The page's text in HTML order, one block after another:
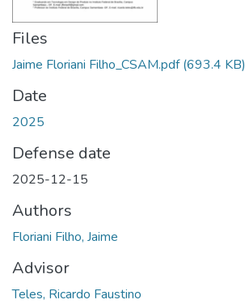
Files
Jaime Floriani Filho_CSAM.pdf(693.4 KB)
Date
2025
Defense date
2025-12-15
Authors
Floriani Filho, Jaime
Advisor
Teles, Ricardo Faustino